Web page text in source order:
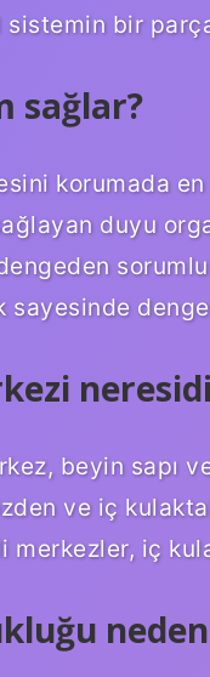
bir
sağlar?
korumada
duyu
sayesinde
beyin sapı
ve iç
merkezler, iç